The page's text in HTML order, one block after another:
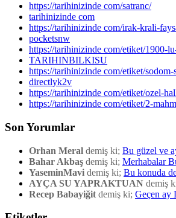
https://tarihinizinde com/satranc/
tarihinizinde com
https://tarihinizinde com/irak-krali-
pocketsnw
https://tarihinizinde com/etiket/1900-
TARIHINBILKISU
https://tarihinizinde com/etiket/
directlyk2v
https://tarihinizinde com/etiket/ozel-
https://tarihinizinde com/etiket/2-
Son Yorumlar
Orhan Meral demiş ki; Bu güzel ve
Bahar Akbaş demiş ki; Merhabalar
YaseminMavi demiş ki; Bu konuda
AYÇA SU YAPRAKTUAN demiş
Recep Babayiğit demiş ki; Geçen ay